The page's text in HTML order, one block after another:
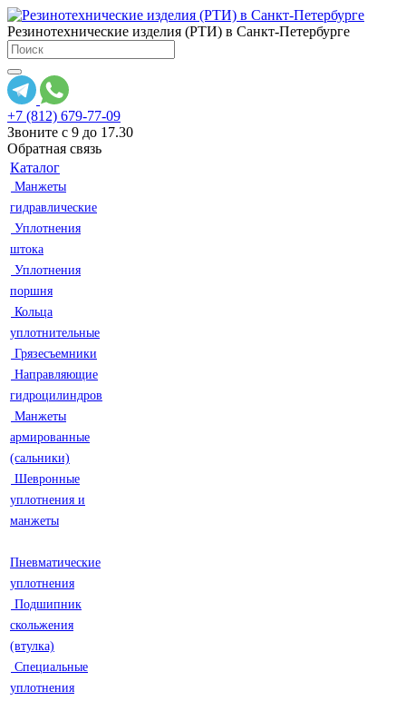
Резинотехнические изделия (РТИ) в Санкт-Петербурге
+7 (812) 679-77-09
Звоните с 9 до 17.30
Обратная связь
Каталог
Манжеты
гидравлические
Уплотнения
штока
Уплотнения
поршня
Кольца
уплотнительные
Грязесъемники
Направляющие
гидроцилиндров
Манжеты
армированные
(сальники)
Шевронные
уплотнения и
манжеты
Пневматические
уплотнения
Подшипник
скольжения
(втулка)
Специальные
уплотнения